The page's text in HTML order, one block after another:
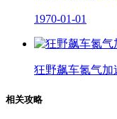
1970-01-01
狂野飙车氮气加
相关攻略